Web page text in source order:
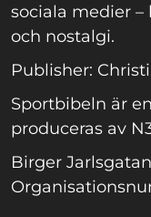
sociala medier –
och nostalgi.
Publisher:
Sportbibeln är
produceras av
Birger